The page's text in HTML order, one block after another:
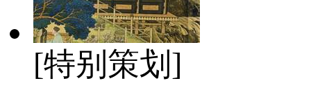
[特别策划]